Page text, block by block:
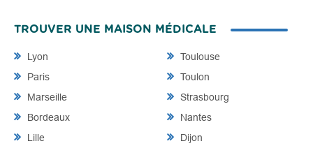
TROUVER UNE MAISON MÉDICALE
Lyon
Paris
Marseille
Bordeaux
Lille
Toulouse
Toulon
Strasbourg
Nantes
Dijon